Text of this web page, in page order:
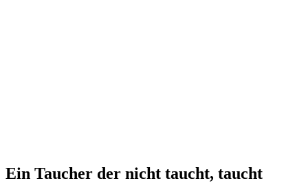
Ein Taucher der nicht taucht, taucht